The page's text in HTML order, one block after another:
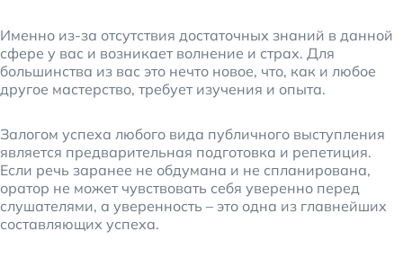
Именно из-за отсутствия достаточных знаний в данной
сфере у вас и возникает волнение и страх. Для
большинства из вас это нечто новое, что, как и любое
другое мастерство, требует изучения и опыта.
Залогом успеха любого вида публичного выступления
является предварительная подготовка и репетиция.
Если речь заранее не обдумана и не спланирована,
оратор не может чувствовать себя уверенно перед
слушателями, а уверенность – это одна из главнейших
составляющих успеха.